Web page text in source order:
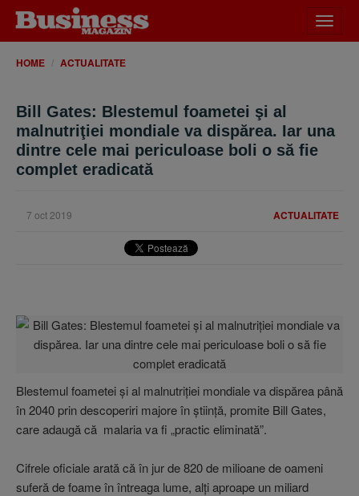
meniu
HOME ACTUALITATE
Bill Gates: Blestemul foametei şi al
malnutriţiei mondiale va dispărea. Iar una
dintre cele mai periculoase boli o să fie
complet eradicată
ACTUALITATE
7 oct 2019
Blestemul foametei şi al malnutriţiei mondiale va dispărea până
în 2040 prin descoperiri majore în ştiinţă, promite Bill Gates,
care adaugă că malaria va fi „practic eliminată”.
Cifrele oficiale arată că în jur de 820 de milioane de oameni
suferă de foame în întreaga lume, alţi aproape un miliard